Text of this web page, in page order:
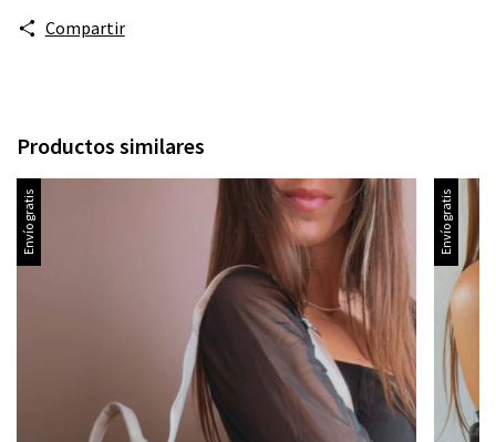
Compartir
Productos similares
Envío gratis Envío gratis